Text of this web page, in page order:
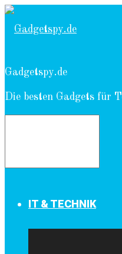
Gadgetspy.de
Die besten Gadgets für
IT & TECHNIK